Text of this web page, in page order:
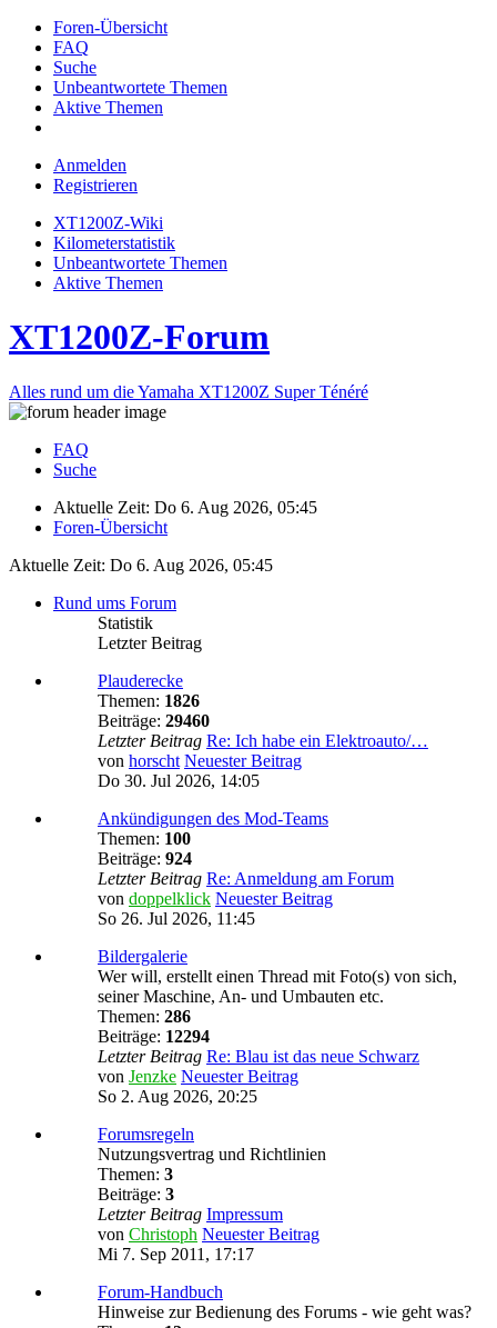
Foren-Übersicht
FAQ
Suche
Unbeantwortete Themen
Aktive Themen
Anmelden
Registrieren
XT1200Z-Wiki
Kilometerstatistik
Unbeantwortete Themen
Aktive Themen
XT1200Z-Forum
Alles rund um die Yamaha XT1200Z Super Ténéré
FAQ
Suche
Aktuelle Zeit: Do 6. Aug 2026, 05:45
Foren-Übersicht
Aktuelle Zeit: Do 6. Aug 2026, 05:45
Rund ums Forum
Statistik
Letzter Beitrag
Plauderecke
Themen: 1826
Beiträge: 29460
Letzter Beitrag Re: Ich habe ein Elektroauto/…
von horscht Neuester Beitrag
Do 30. Jul 2026, 14:05
Ankündigungen des Mod-Teams
Themen: 100
Beiträge: 924
Letzter Beitrag Re: Anmeldung am Forum
von doppelklick Neuester Beitrag
So 26. Jul 2026, 11:45
Bildergalerie
Wer will, erstellt einen Thread mit Foto(s) von sich,
seiner Maschine, An- und Umbauten etc.
Themen: 286
Beiträge: 12294
Letzter Beitrag Re: Blau ist das neue Schwarz
von Jenzke Neuester Beitrag
So 2. Aug 2026, 20:25
Forumsregeln
Nutzungsvertrag und Richtlinien
Themen: 3
Beiträge: 3
Letzter Beitrag Impressum
von Christoph Neuester Beitrag
Mi 7. Sep 2011, 17:17
Forum-Handbuch
Hinweise zur Bedienung des Forums - wie geht was?